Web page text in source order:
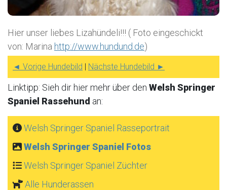
Hier unser liebes Lizahündeli!!! ( Foto eingeschickt
von: Marina http://www.hundund.de)
◄ Vorige Hundebild | Nächste Hundebild ►
Linktipp: Sieh dir hier mehr über den Welsh Springer
Spaniel Rassehund an:
Welsh Springer Spaniel Rasseportrait
Welsh Springer Spaniel Fotos
Welsh Springer Spaniel Züchter
Alle Hunderassen